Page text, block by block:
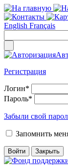
English Français
Регистрация
Логин*
Пароль*
Забыли свой
Запомнить